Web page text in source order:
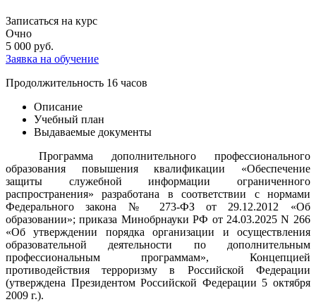
Записаться на курс
Очно
5 000 руб.
Заявка на обучение
Продолжительность 16 часов
Описание
Учебный план
Выдаваемые документы
Программа дополнительного профессионального
образования повышения квалификации «Обеспечение
защиты служебной информации ограниченного
распространения» разработана в соответствии с нормами
Федерального закона № 273-ФЗ от 29.12.2012 «Об
образовании»; приказа Минобрнауки РФ от 24.03.2025 N 266
«Об утверждении порядка организации и осуществления
образовательной деятельности по дополнительным
профессиональным программам», Концепцией
противодействия терроризму в Российской Федерации
(утверждена Президентом Российской Федерации 5 октября
2009 г.).